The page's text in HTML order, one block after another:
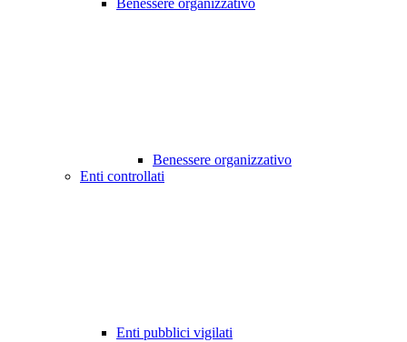
Benessere organizzativo
Benessere organizzativo
Enti controllati
Enti pubblici vigilati